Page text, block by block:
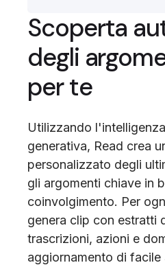
Scoperta
degli
per te
Utilizzando
generativa, Read crea
personalizzato degli
gli argomenti chiave in
coinvolgimento. Per
genera clip con estratti
trascrizioni, azioni e
aggiornamento di facile